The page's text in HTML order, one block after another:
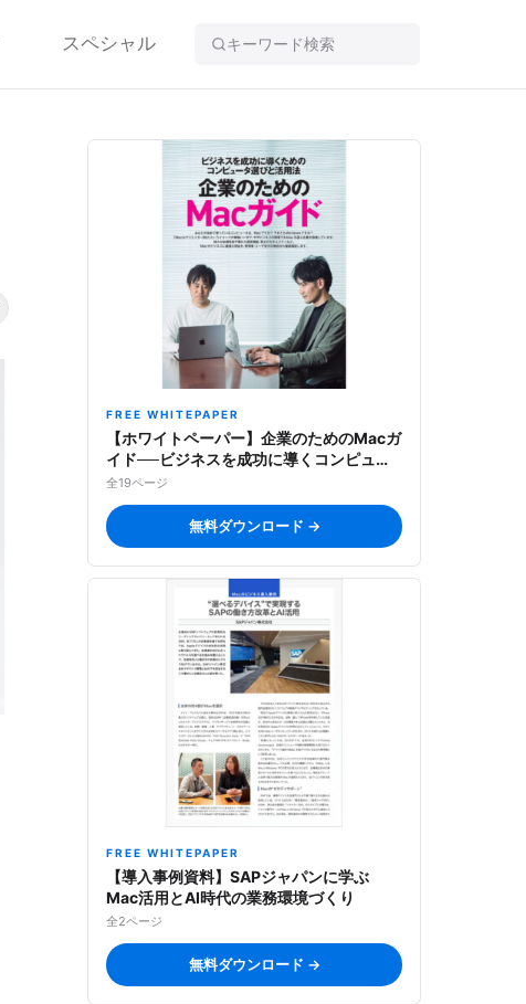
スペシャル
FREE WHITEPAPER
【ホワイトペーパー】企業のためのMacガ
イド──ビジネスを成功に導くコンピュー
タ選びと活用法
全19ページ
無料ダウンロード →
FREE WHITEPAPER
【導入事例資料】SAPジャパンに学ぶ
Mac活用とAI時代の業務環境づくり
全2ページ
無料ダウンロード →